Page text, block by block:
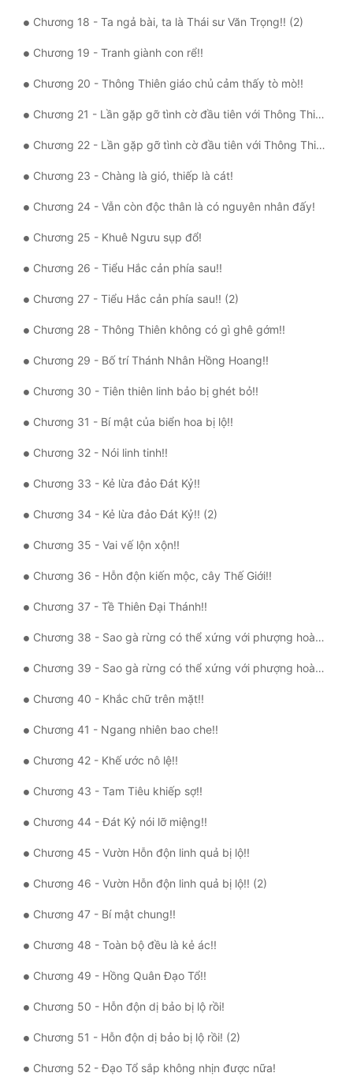
Tu Chân
Tu Tiên
Tội Phạm
Vô Địch
Võ Hiệp
Võng Du
Xuyên Không
Xuyên Nhanh
Xuyên Sách
Xuyên Thư
Điền Văn
Đô Thị
Đông Phương
Đông Phương Huyền Huyễn
Đồng Nhân
Cẩu Đạo Trường Sinh
Ngự Thú
Truyện Nam
Truyện Nữ
Vô Địch Lưu
Xây Dựng Thế Lực
Đam Mỹ
Điềm Đạm
Chương 18 - Ta ngả bài, ta là Thái sư Văn Trọng!! (2)
Chương 19 - Tranh giành con rể!!
Chương 20 - Thông Thiên giáo chủ cảm thấy tò mò!!
Chương 21 - Lần gặp gỡ tình cờ đầu tiên với Thông Thiên giáo chủ!!
Chương 22 - Lần gặp gỡ tình cờ đầu tiên với Thông Thiên giáo chủ!! (2)
Chương 23 - Chàng là gió, thiếp là cát!
Chương 24 - Vẫn còn độc thân là có nguyên nhân đấy!
Chương 25 - Khuê Ngưu sụp đổ!
Chương 26 - Tiểu Hắc cản phía sau!!
Chương 27 - Tiểu Hắc cản phía sau!! (2)
Chương 28 - Thông Thiên không có gì ghê gớm!!
Chương 29 - Bố trí Thánh Nhân Hồng Hoang!!
Chương 30 - Tiên thiên linh bảo bị ghét bỏ!!
Chương 31 - Bí mật của biển hoa bị lộ!!
Chương 32 - Nói linh tinh!!
Chương 33 - Kẻ lừa đảo Đát Kỷ!!
Chương 34 - Kẻ lừa đảo Đát Kỷ!! (2)
Chương 35 - Vai vế lộn xộn!!
Chương 36 - Hỗn độn kiến mộc, cây Thế Giới!!
Chương 37 - Tề Thiên Đại Thánh!!
Chương 38 - Sao gà rừng có thể xứng với phượng hoàng!!
Chương 39 - Sao gà rừng có thể xứng với phượng hoàng!! (2)
Chương 40 - Khắc chữ trên mặt!!
Chương 41 - Ngang nhiên bao che!!
Chương 42 - Khế ước nô lệ!!
Chương 43 - Tam Tiêu khiếp sợ!!
Chương 44 - Đát Kỷ nói lỡ miệng!!
Chương 45 - Vườn Hỗn độn linh quả bị lộ!!
Chương 46 - Vườn Hỗn độn linh quả bị lộ!! (2)
Chương 47 - Bí mật chung!!
Chương 48 - Toàn bộ đều là kẻ ác!!
Chương 49 - Hồng Quân Đạo Tổ!!
Chương 50 - Hỗn độn dị bảo bị lộ rồi!
Chương 51 - Hỗn độn dị bảo bị lộ rồi! (2)
Chương 52 - Đạo Tổ sắp không nhịn được nữa!